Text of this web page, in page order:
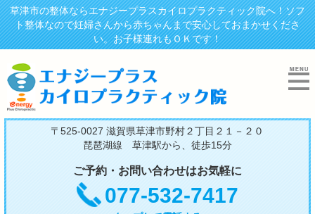
草津市の整体ならエナジープラスカイロプラクティック院へ！ソフ
ト整体なので妊婦さんから赤ちゃんまで安心しておまかせくださ
い。お子様連れもＯＫです！
〒525-0027 滋賀県草津市野村２丁目２１－２０
琵琶湖線 草津駅から、徒歩15分
ご予約・お問い合わせはお気軽に
077-532-7417